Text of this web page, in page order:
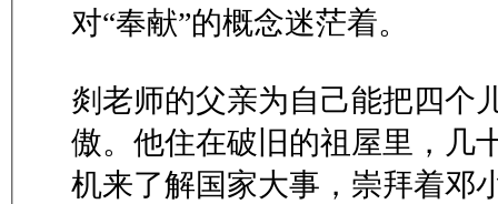
对“奉献”的概念迷茫着。
剡老师的父亲为自己能把四个
傲。他住在破旧的祖屋里，几
机来了解国家大事，崇拜着邓